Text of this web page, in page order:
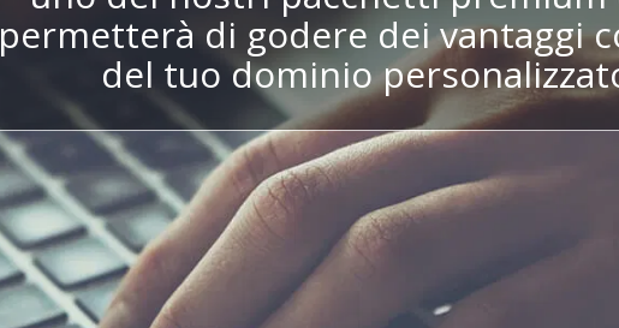
permetterà di godere dei vantaggi
del tuo dominio